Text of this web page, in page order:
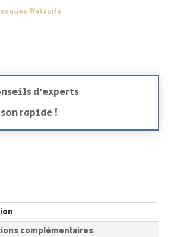
Wetsuits
d'experts
rapide !
complémentaires